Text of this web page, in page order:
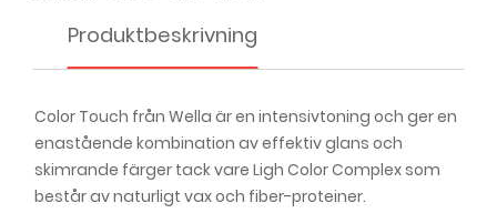
Color Touch - 6/0 Dark Blonde175,00 kr
Color Touch - 6/7 Chocolate 175,00 kr
Color Touch - 6/71 Medium Maple Brown
Produktbeskrivning
Color Touch från Wella är en intensivtoning och ger en
enastående kombination av effektiv glans och
skimrande färger tack vare Ligh Color Complex som
består av naturligt vax och fiber-proteiner.